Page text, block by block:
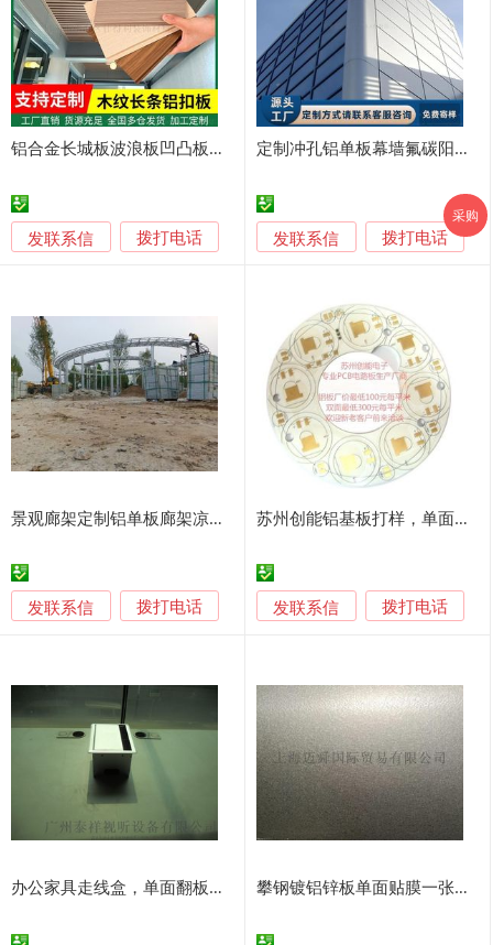
铝合金长城板波浪板凹凸板门头招牌吊顶定制铝单板
发联系信 拨打电话
定制冲孔铝单板幕墙氟碳阳级氧化吊顶墙面装饰铝板镂空
发联系信 拨打电话
景观廊架定制铝单板廊架凉亭不锈钢亭子连廊定制
发联系信 拨打电话
苏州创能铝基板打样，单面PCB板打样50元/款。交期快
发联系信 拨打电话
办公家具走线盒，单面翻板毛刷走线盒，可装86面板翻板线盒，铝合金材质过线盒，台面强弱电一体化走线盒，批发定制铝合金走线盒，桌面线盒专业生产厂家 攀钢镀铝锌板单面贴膜一张起售DX51D+AZ
采购